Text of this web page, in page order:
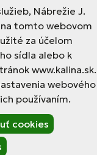
Nábrežie J.
na tomto webovom
za účelom
sídla alebo k
www.kalina.sk.
webového
používaním.
cookies